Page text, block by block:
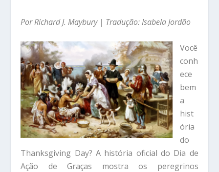
Por Richard J. Maybury | Tradução: Isabela Jordão
Você
conh
ece
bem
a
hist
ória
do
Thanksgiving Day? A história oficial do Dia de
Ação de Graças mostra os peregrinos